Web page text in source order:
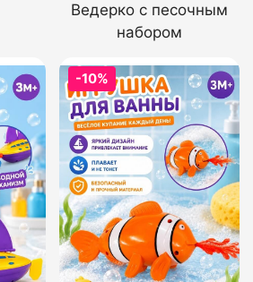
Ведерко с песочным
набором
-10%